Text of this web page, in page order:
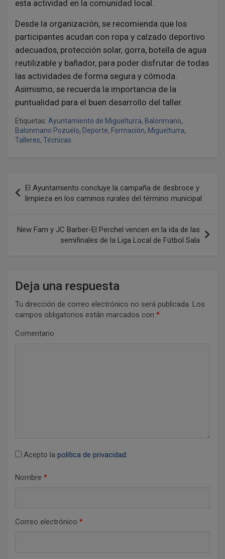
esta actividad en la comunidad local.
Desde la organización, se recomienda que los
participantes acudan con ropa y calzado deportivo
adecuados, protección solar, gorra, botella de agua
reutilizable y bañador, para poder disfrutar de todas
las actividades de forma segura y cómoda.
Asimismo, se recuerda la importancia de la
puntualidad para el buen desarrollo del taller.
Etiquetas: Ayuntamiento de Miguelturra, Balonmano,
Balonmano Pozuelo, Deporte, Formación, Miguelturra,
Talleres, Técnicas
El Ayuntamiento concluye la campaña de desbroce y
limpieza en los caminos rurales del término municipal
New Fam y JC Barber-El Perchel vencen en la ida de las
semifinales de la Liga Local de Fútbol Sala
Deja una respuesta
Tu dirección de correo electrónico no será publicada. Los
campos obligatorios están marcados con *
Comentario
Acepto la política de privacidad.
Nombre *
Correo electrónico *